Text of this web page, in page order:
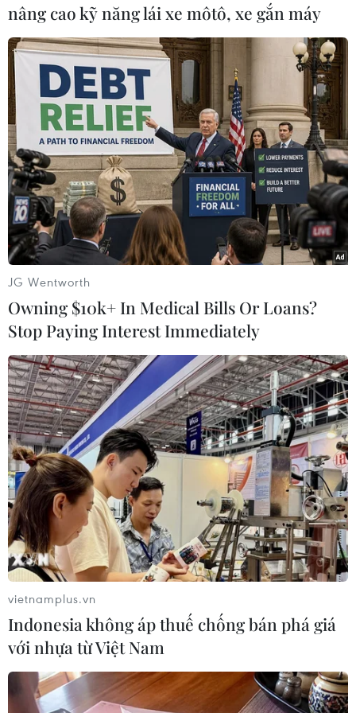
#Thiết bị an ninh #Trung Quốc
#Pakistan
#Vương Nghị
#tin tức 24h
#tin tức mới nhất trong ngày
#tin tức thời sự
#tin tức hot
#tin tức an ninh
#tin tức hot
#an ninh #an ninh nghệ an
#thời sự
#thời sự hôm nay
#bản tin thời sự
#tội phạm
#truy nã
#tội phạm hình sự #hình sự
#công an
#vụ án
#phạm pháp #pháp luật
#pháp đình
#xã hội
#an ninh xã hội #chính trị
#VietnamPlus
#Vietnam
#Plus Pakistan Trung Quốc
Theo dõi VietnamPlus
TIN LIÊN QUAN
nâng cao kỹ năng lái xe môtô, xe gắn máy
JG Wentworth
Owning $10k+ In Medical Bills Or Loans?
Stop Paying Interest Immediately
vietnamplus.vn
Indonesia không áp thuế chống bán phá giá
với nhựa từ Việt Nam